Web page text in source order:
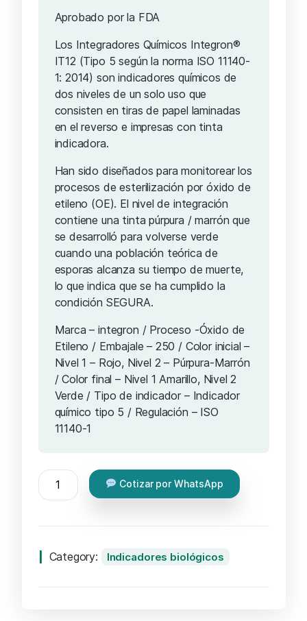
Aprobado por la FDA
Los Integradores Químicos Integron®
IT12 (Tipo 5 según la norma ISO 11140-
1: 2014) son indicadores químicos de
dos niveles de un solo uso que
consisten en tiras de papel laminadas
en el reverso e impresas con tinta
indicadora.
Han sido diseñados para monitorear los
procesos de esterilización por óxido de
etileno (OE). El nivel de integración
contiene una tinta púrpura / marrón que
se desarrolló para volverse verde
cuando una población teórica de
esporas alcanza su tiempo de muerte,
lo que indica que se ha cumplido la
condición SEGURA.
Marca – integron / Proceso -Óxido de
Etileno / Embajale – 250 / Color inicial –
Nivel 1 – Rojo, Nivel 2 – Púrpura-Marrón
/ Color final – Nivel 1 Amarillo, Nivel 2
Verde / Tipo de indicador – Indicador
químico tipo 5 / Regulación – ISO
11140-1
Cotizar por WhatsApp
Category: Indicadores biológicos